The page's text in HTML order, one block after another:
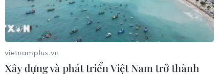
#Cuba #Havana #Dịch vụ y tế
#Công nghệ
Cuba
Theo dõi VietnamPlus
vietnamplus.vn
Xây dựng và phát triển Việt Nam trở thành